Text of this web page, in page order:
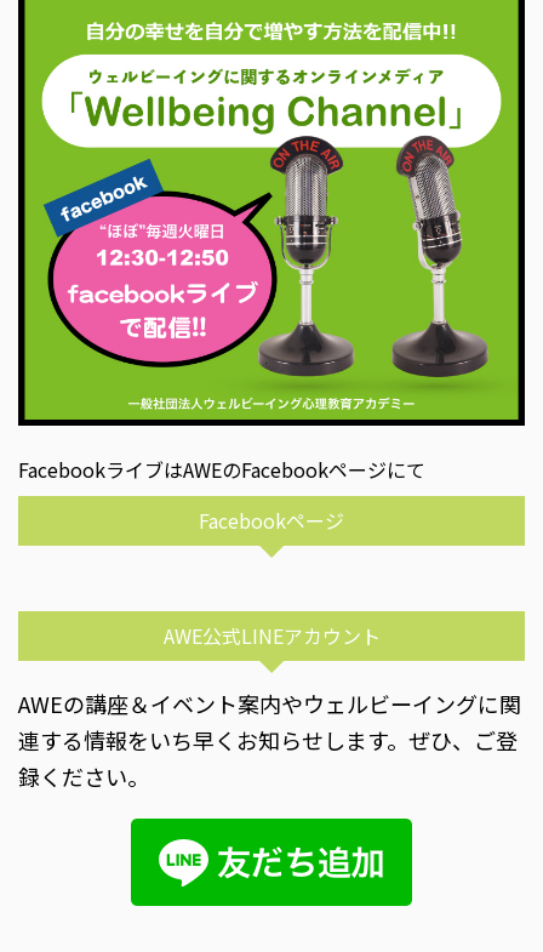
FacebookライブはAWEのFacebookページにて
Facebookページ
AWE公式LINEアカウント
AWEの講座＆イベント案内やウェルビーイングに関
連する情報をいち早くお知らせします。ぜひ、ご登
録ください。